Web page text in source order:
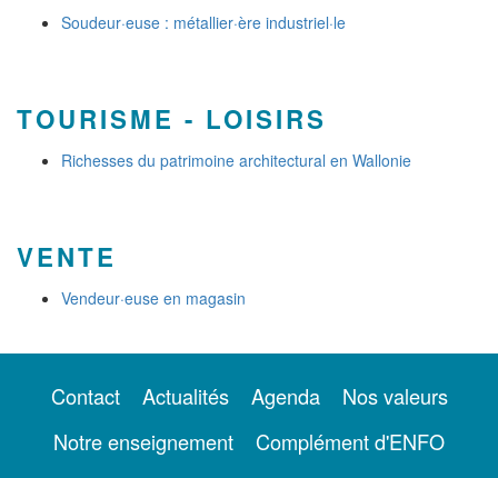
Soudeur·euse : métallier·ère industriel·le
TOURISME - LOISIRS
Richesses du patrimoine architectural en Wallonie
VENTE
Vendeur·euse en magasin
Contact Actualités Agenda
Nos valeurs
Notre enseignement
Complément d'ENFO